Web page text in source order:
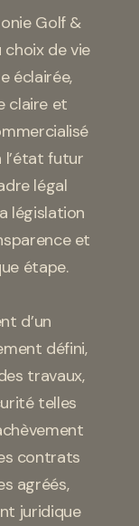
Golf &
de vie
éclairée,
claire et
l’état futur
légal
législation
et
étape.
d’un
défini,
travaux,
telles
contrats
agréés,
juridique